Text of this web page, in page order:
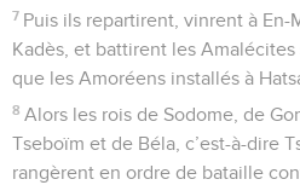
7 Puis ils repartirent, vinrent à En-
Kadès, et battirent les
que les Amoréens installés à
8 Alors les rois de Sodome, de
Tseboïm et de Béla, c’est-à-dire
rangèrent en ordre de bataille